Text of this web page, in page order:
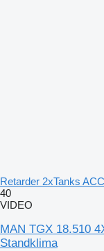
Retarder 2xTanks
40
VIDEO
MAN TGX 18.510
Standklima